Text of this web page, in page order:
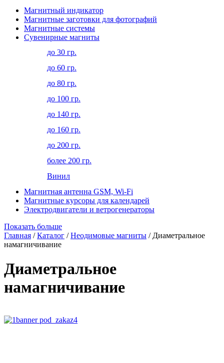
Магнитный индикатор
Магнитные заготовки для фотографий
Магнитные системы
Сувенирные магниты
до 30 гр.
до 60 гр.
до 80 гр.
до 100 гр.
до 140 гр.
до 160 гр.
до 200 гр.
более 200 гр.
Винил
Магнитная антенна GSM, Wi-Fi
Магнитные курсоры для календарей
Электродвигатели и ветрогенераторы
Показать больше
Главная /Каталог /Неодимовые магниты / Диаметральное
намагничивание
Диаметральное
намагничивание